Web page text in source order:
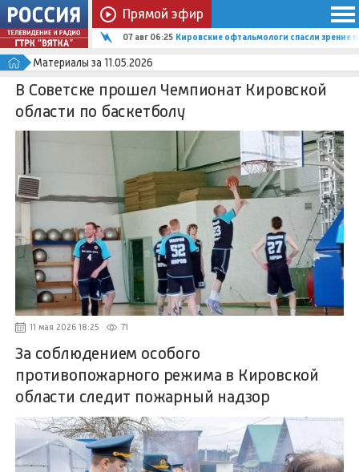
Прямой эфир
07 авг 06:25 Кировские офтальмологи спасли зрение
Материалы за 11.05.2026
В Советске прошел Чемпионат Кировской
области по баскетболу
11 мая 2026 18:25 71
За соблюдением особого
противопожарного режима в Кировской
области следит пожарный надзор